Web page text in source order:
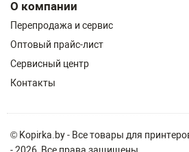
О компании
Перепродажа и сервис
Оптовый прайс-лист
Сервисный центр
Контакты
© Kopirka.by - Все товары для